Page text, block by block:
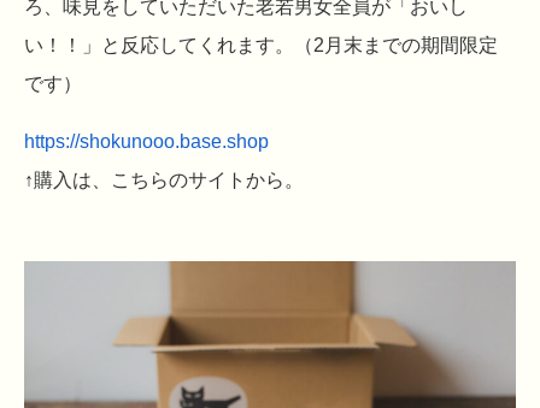
ろ、味見をしていただいた老若男女全員が「おいし
い！！」と反応してくれます。（2月末までの期間限定
です）
https://shokunooo.base.shop
↑購入は、こちらのサイトから。